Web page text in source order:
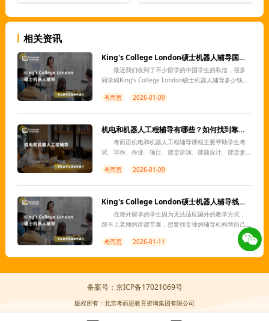
相关资讯
King's College London硕士机器人辅导国内那家机构靠谱？
最近我们收到了不少留学的中国学生的私信，很多
同学问King’s College London硕士机器人辅导多少钱？
London硕士机器人辅导机构时，说到靠谱首先
考而思 2026-01-09
机电和机器人工程辅导有哪些？如何找到靠谱的？
考而思机电和机器人工程辅导课程主要帮助学生考
试、写作、作业、项目、课堂讲演、课题设计、课堂参
构？这个问题需要深思熟虑。为了方便学生做出选择，
考而思 2026-01-09
King's College London硕士机器人辅导线上机构有哪些？
在海外留学的学生因为无法适应国外的教学方式，
跟不上老师的讲课节奏，想要找专业的辅导机构帮自己
补习课程。那么，King’s College London硕士机器人辅
导机构有哪些？能King’s College London硕
考而思 2026-01-11
备案号：京ICP备17021069号
版权所有：北京考而思教育咨询集团有限公司